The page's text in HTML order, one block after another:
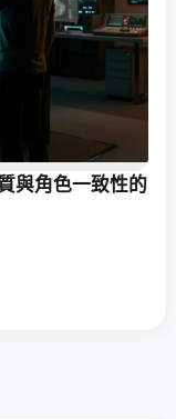
與角色一致性的